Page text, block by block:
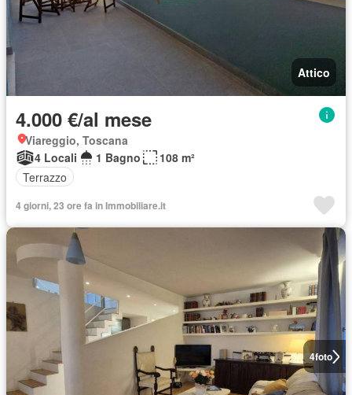
Attico
4.000 €/al mese
Viareggio, Toscana
4 Locali
1 Bagno
108 m²
Terrazzo
4 giorni, 23 ore fa in Immobiliare.it
4foto